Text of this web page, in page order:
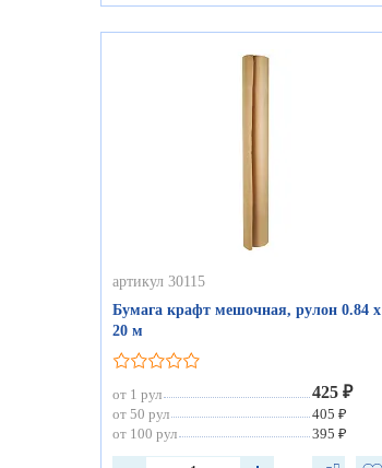
артикул 30115
Бумага крафт мешочная, рулон 0.84 х
20 м
от 1 рул 425 ₽
от 50 рул
405 ₽
от 100 рул
395 ₽